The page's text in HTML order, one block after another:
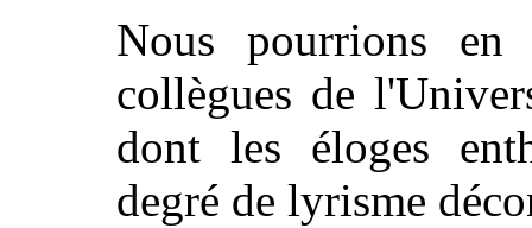
Nous pourrions en
collègues de
dont les éloges
degré de lyrisme